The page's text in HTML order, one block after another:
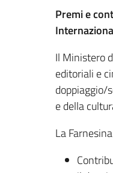
Premi e
Il Ministero
editoriali e
doppiaggio/
e della
La